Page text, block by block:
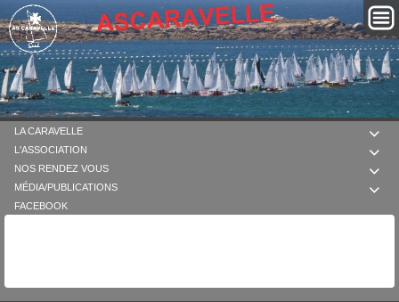

LA CARAVELLE

L'ASSOCIATION

NOS RENDEZ VOUS

MÉDIA/PUBLICATIONS
FACEBOOK